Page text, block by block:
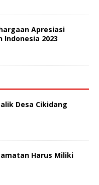
Apresiasi
Indonesia 2023
Desa Cikidang
Harus Miliki